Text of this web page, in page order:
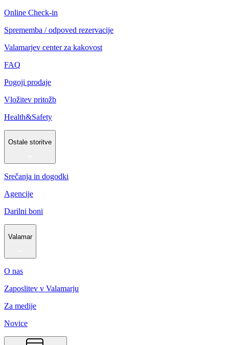
Online Check-in
Sprememba / odpoved rezervacije
Valamarjev center za kakovost
FAQ
Pogoji prodaje
Vložitev pritožb
Health&Safety
Ostale storitve
Srečanja in dogodki
Agencije
Darilni boni
Valamar
O nas
Zaposlitev v Valamarju
Za medije
Novice